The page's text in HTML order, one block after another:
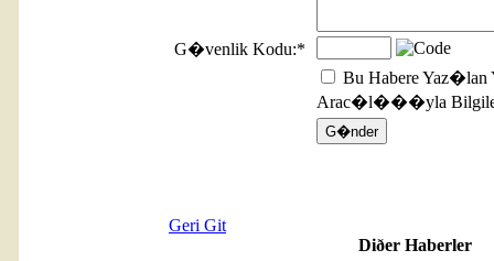
G�venlik Kodu:*
Bu Habere Yaz�lan
Arac�l���yla
Geri Git
Diðer Haberler